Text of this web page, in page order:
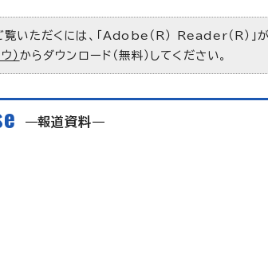
いただくには、「Adobe（R） Reader（R）」
） からダウンロード（無料）してください。
報道資料